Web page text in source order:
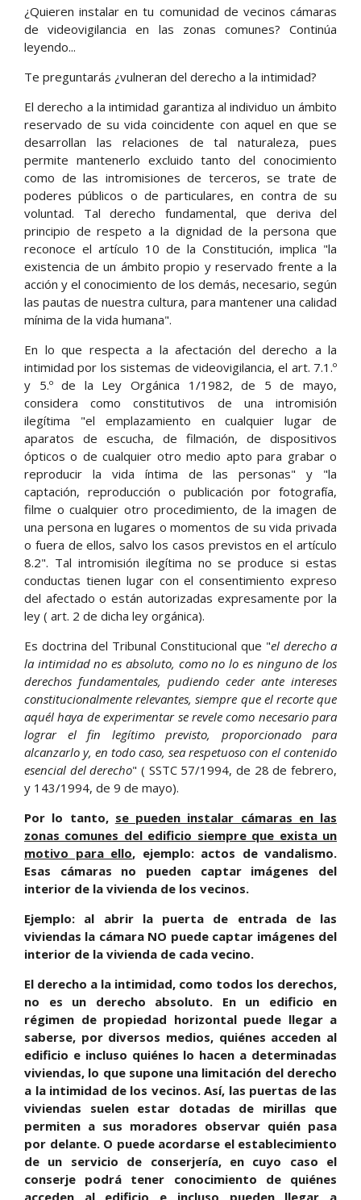
¿Quieren instalar en tu comunidad de vecinos cámaras
de videovigilancia en las zonas comunes? Continúa
leyendo...
Te preguntarás ¿vulneran del derecho a la intimidad?
El derecho a la intimidad garantiza al individuo un ámbito
reservado de su vida coincidente con aquel en que se
desarrollan las relaciones de tal naturaleza, pues
permite mantenerlo excluido tanto del conocimiento
como de las intromisiones de terceros, se trate de
poderes públicos o de particulares, en contra de su
voluntad. Tal derecho fundamental, que deriva del
principio de respeto a la dignidad de la persona que
reconoce el artículo 10 de la Constitución, implica "la
existencia de un ámbito propio y reservado frente a la
acción y el conocimiento de los demás, necesario, según
las pautas de nuestra cultura, para mantener una calidad
mínima de la vida humana".
En lo que respecta a la afectación del derecho a la
intimidad por los sistemas de videovigilancia, el art. 7.1.º
y 5.º de la Ley Orgánica 1/1982, de 5 de mayo,
considera como constitutivos de una intromisión
ilegítima "el emplazamiento en cualquier lugar de
aparatos de escucha, de filmación, de dispositivos
ópticos o de cualquier otro medio apto para grabar o
reproducir la vida íntima de las personas" y "la
captación, reproducción o publicación por fotografía,
filme o cualquier otro procedimiento, de la imagen de
una persona en lugares o momentos de su vida privada
o fuera de ellos, salvo los casos previstos en el artículo
8.2". Tal intromisión ilegítima no se produce si estas
conductas tienen lugar con el consentimiento expreso
del afectado o están autorizadas expresamente por la
ley ( art. 2 de dicha ley orgánica).
Es doctrina del Tribunal Constitucional que "el derecho a
la intimidad no es absoluto, como no lo es ninguno de los
derechos fundamentales, pudiendo ceder ante intereses
constitucionalmente relevantes, siempre que el recorte que
aquél haya de experimentar se revele como necesario para
lograr el fin legítimo previsto, proporcionado para
alcanzarlo y, en todo caso, sea respetuoso con el contenido
esencial del derecho" ( SSTC 57/1994, de 28 de febrero,
y 143/1994, de 9 de mayo).
Por lo tanto, se pueden instalar cámaras en las
zonas comunes del edificio siempre que exista un
motivo para ello, ejemplo: actos de vandalismo.
Esas cámaras no pueden captar imágenes del
interior de la vivienda de los vecinos.
Ejemplo: al abrir la puerta de entrada de las
viviendas la cámara NO puede captar imágenes del
interior de la vivienda de cada vecino.
El derecho a la intimidad, como todos los derechos,
no es un derecho absoluto. En un edificio en
régimen de propiedad horizontal puede llegar a
saberse, por diversos medios, quiénes acceden al
edificio e incluso quiénes lo hacen a determinadas
viviendas, lo que supone una limitación del derecho
a la intimidad de los vecinos. Así, las puertas de las
viviendas suelen estar dotadas de mirillas que
permiten a sus moradores observar quién pasa
por delante. O puede acordarse el establecimiento
de un servicio de conserjería, en cuyo caso el
conserje podrá tener conocimiento de quiénes
acceden al edificio e incluso pueden llegar a